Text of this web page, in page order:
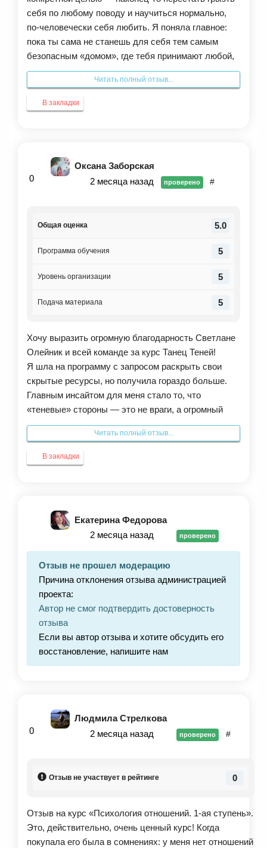
себя по любому поводу и научиться нормально,
по-человечески себя любить. Я поняла главное:
пока ты сама не станешь для себя тем самым
безопасным «домом», где тебя принимают любой,
внешнее вообще не спасет.
Светлана и кураторы ведут по программе очень
бережно. Никто не торопит, атмосфера
максимально поддерживающая. Конечно, местами
понимать, как они годами портили мне жизнь и
отношения.
Но практики — не теоретические, а абсолютно
Появился внутренний стержень — я теперь на
желание всем всё доказывать. Стало намного
самокритику или обиду, теперь я просто
настоящей. Светлане огромнейшее спасибо за эту
глубину и теплоту. Если вы чувствуете, что
запутались, устали от самокритики и ищете
бережный путь к себе — этот курс стоит того!
Читать полный отзыв...
В закладки
0
Оксана Заборская
2 месяца назад
проверено #
5.0
Общая оценка
5
Программа обучения
5
Уровень организации
5
Подача материала
Хочу выразить огромную благодарность Светлане
Олейник и всей команде за курс Танец Теней!
Я шла на программу с запросом раскрыть свои
скрытые ресурсы, но получила гораздо больше.
Главным инсайтом для меня стало то, что
«теневые» стороны — это не враги, а огромный
источник силы, который я раньше просто
блокировала.
Больше всего мне откликнулись практики на
воссоединение со своей целостностью. Благодаря
напряжение. В жизни появилось больше легкости,
уверенности и, главное, энергии для реализации
своих истинных желаний.
Программа помогла мне по-новому взглянуть на
свои теневые стороны и принять их. Практики
подобраны идеально: они глубокие, но при этом
понятные и выполнимые.
После курса я чувствую внутреннюю целостность
— стало меньше контроля и больше доверия к
себе. Спасибо Светлане за этот мощный и
трансформирующий продукт! Курс превзошел все
ожидания!
Читать полный отзыв...
В закладки
Екатерина Федорова
2 месяца назад
проверено
Отзыв не прошел модерацию
Причина отклонения отзыва администрацией
проекта:
Автор не смог подтвердить достоверность
отзыва
Если вы автор отзыва и хотите обсудить его
восстановление, напишите нам
0
Людмила Стрелкова
2 месяца назад
проверено #
0
Отзыв не участвует в рейтинге
Отзыв на курс «Психология отношений. 1-ая ступень».
Это, действительно, очень ценный курс! Когда
покупала его была в сомнениях: у меня нет отношений